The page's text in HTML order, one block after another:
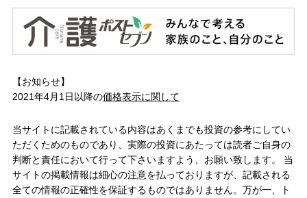
【お知らせ】
2021年4月1日以降の価格表示に関して
当サイトに記載されている内容はあくまでも投資の参考にしてい
ただくためのものであり、実際の投資にあたっては読者ご自身の
判断と責任において行って下さいますよう、お願い致します。 当
サイトの掲載情報は細心の注意を払っておりますが、記載される
全ての情報の正確性を保証するものではありません。万が一、ト